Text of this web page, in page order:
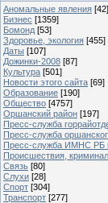
Аномальные явления [42]
Бизнес [1359]
Бомонд [53]
Здоровье, экология [455]
Даты [107]
Дожинки-2008 [87]
Культура [501]
Новости этого сайта [69]
Образование [190]
Общество [4757]
Оршанский район [197]
Пресс-служба
Пресс-служба
Пресс-служба ИМНС РБ
Проиcшествия, криминал
Связь [80]
Слухи [28]
Спорт [304]
Транспорт [277]